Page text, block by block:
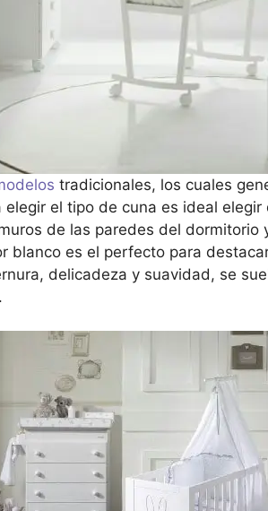
tradicionales, los cuales
el tipo de cuna es ideal
de las paredes del dormitorio
blanco es el perfecto para
delicadeza y suavidad, se